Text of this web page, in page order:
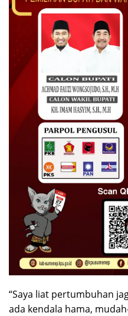
“Saya liat pertumbuhan
ada kendala hama,